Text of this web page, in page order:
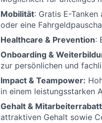
Mobilität: Gratis E-
oder eine
Healthcare & Prevention:
Onboarding &
zur persönlichen und
Impact & Teampower:
in einem leistungsstarken
Gehalt &
attraktiven Gehalt sowie